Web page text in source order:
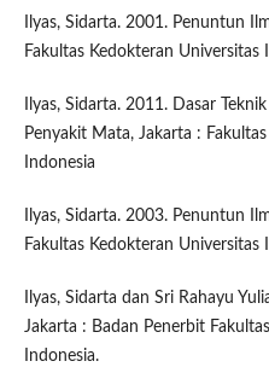
Ilyas, Sidarta. 2001. Penuntun
Fakultas Kedokteran Universitas
Ilyas, Sidarta. 2011. Dasar
Penyakit Mata, Jakarta :
Indonesia
Ilyas, Sidarta. 2003. Penuntun
Fakultas Kedokteran Universitas
Ilyas, Sidarta dan Sri Rahayu
Jakarta : Badan Penerbit
Indonesia.